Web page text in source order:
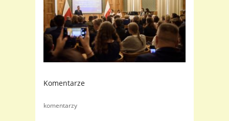
Komentarze
komentarzy